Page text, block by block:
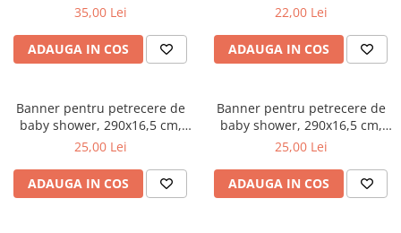
35,00 Lei
ADAUGA IN COS
22,00 Lei
ADAUGA IN COS
Banner pentru petrecere de
baby shower, 290x16,5 cm,
albastru deschis
25,00 Lei
ADAUGA IN COS
Banner pentru petrecere de
baby shower, 290x16,5 cm,
roz deschis
25,00 Lei
ADAUGA IN COS